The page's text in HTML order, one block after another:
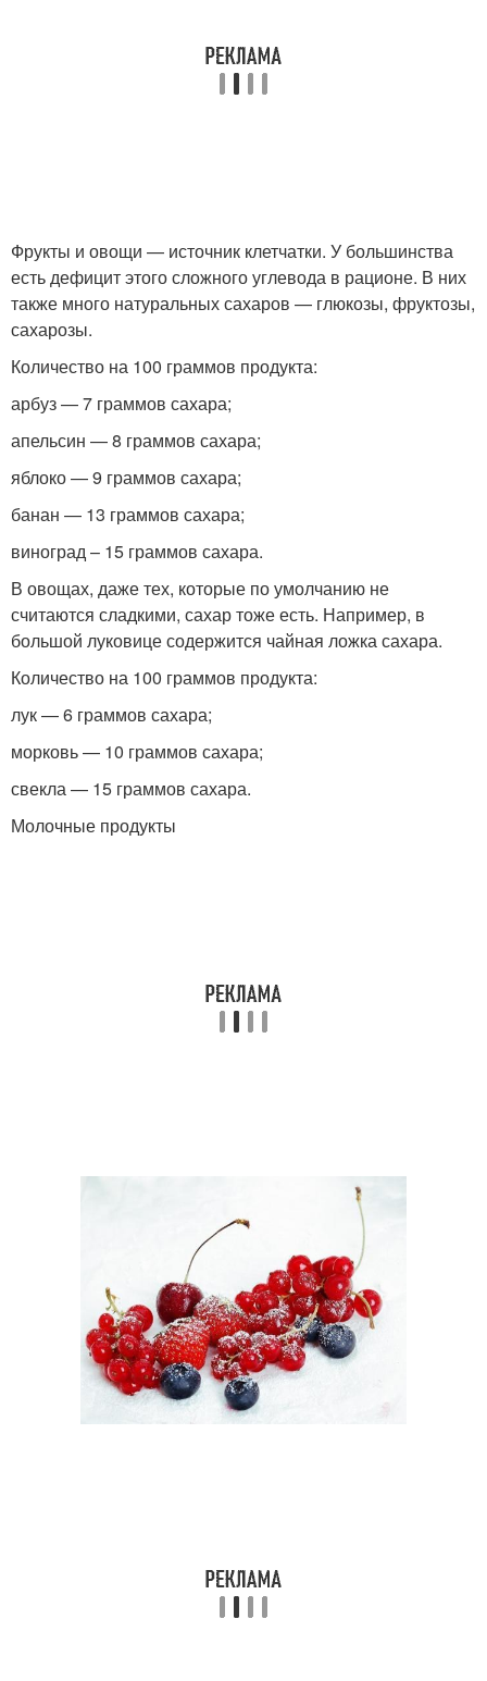
Фрукты и овощи — источник клетчатки. У большинства
есть дефицит этого сложного углевода в рационе. В них
также много натуральных сахаров — глюкозы, фруктозы,
сахарозы.
Количество на 100 граммов продукта:
арбуз — 7 граммов сахара;
апельсин — 8 граммов сахара;
яблоко — 9 граммов сахара;
банан — 13 граммов сахара;
виноград – 15 граммов сахара.
В овощах, даже тех, которые по умолчанию не
считаются сладкими, сахар тоже есть. Например, в
большой луковице содержится чайная ложка сахара.
Количество на 100 граммов продукта:
лук — 6 граммов сахара;
морковь — 10 граммов сахара;
свекла — 15 граммов сахара.
Молочные продукты